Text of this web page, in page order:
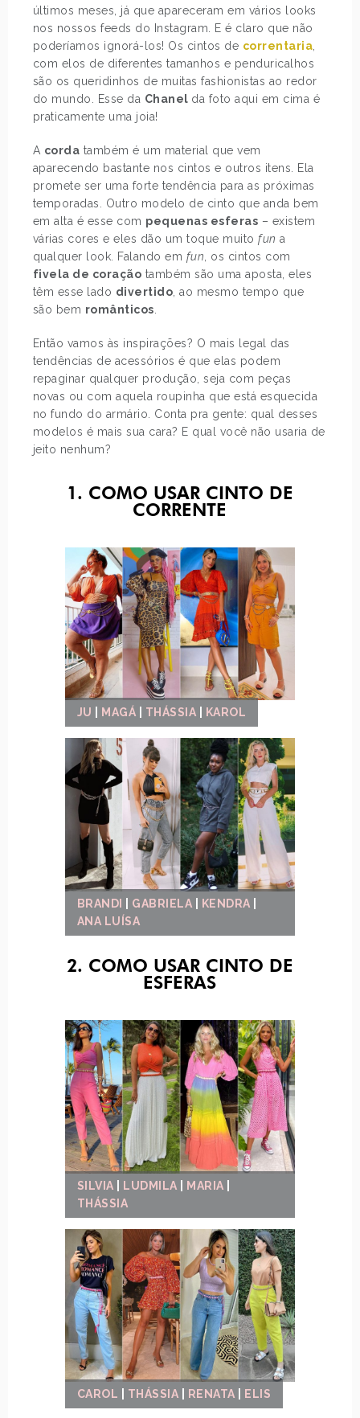
últimos meses, já que apareceram em vários looks
nos nossos feeds do Instagram. E é claro que não
poderíamos ignorá-los! Os cintos de correntaria
com elos de diferentes tamanhos e penduricalhos
são os queridinhos de muitas fashionistas ao redor
do mundo. Esse da Chanel da foto aqui em cima é
praticamente uma joia!
A corda também é um material que vem
aparecendo bastante nos cintos e outros itens. Ela
promete ser uma forte tendência para as próximas
temporadas. Outro modelo de cinto que anda bem
em alta é esse com pequenas esferas – existem
várias cores e eles dão um toque muitofun a
qualquer look. Falando em fun , os cintos com
fivela de coração também são uma aposta, eles
têm esse lado divertido , ao mesmo tempo que
são bem românticos
Então vamos às inspirações? O mais legal das
tendências de acessórios é que elas podem
repaginar qualquer produção, seja com peças
novas ou com aquela roupinha que está esquecida
no fundo do armário. Conta pra gente: qual desses
modelos é mais sua cara? E qual você não usaria de
jeito nenhum?
1. COMO USAR CINTO DE
CORRENTE
JU MAGÁ THÁSSIA KAROL
BRANDI GABRIELA KENDRA
ANA LUÍSA
2. COMO USAR CINTO DE
ESFERAS
SILVIA LUDMILA MARIA
THÁSSIA
CAROL THÁSSIA RENATA ELIS